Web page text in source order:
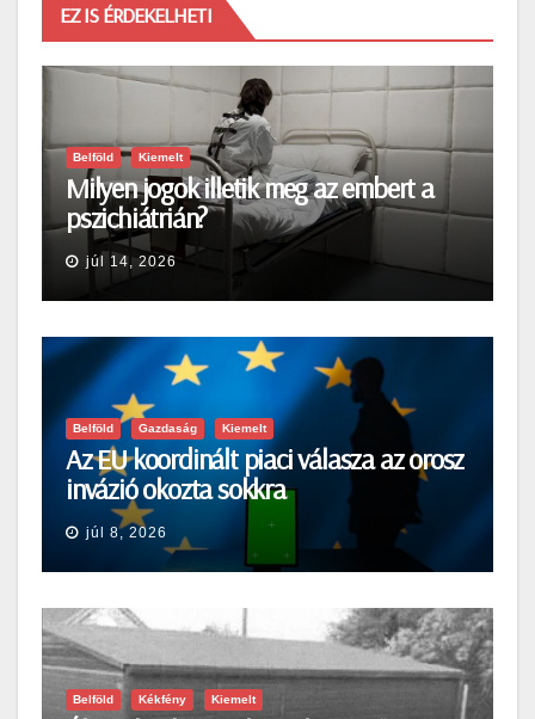
EZ IS ÉRDEKELHETI
Belföld Kiemelt
Milyen jogok illetik meg az embert a
pszichiátrián?
júl 14, 2026
Belföld Gazdaság Kiemelt
Az EU koordinált piaci válasza az orosz
invázió okozta sokkra
júl 8, 2026
Belföld Kékfény Kiemelt